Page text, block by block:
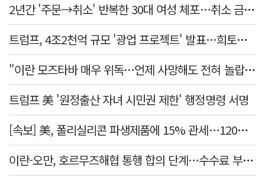
2년간 '주문→취소' 반복한 30대 여성 체포…취소 금액만 400억 원
트럼프, 4조2천억 규모 '광업 프로젝트' 발표…희토류 탈중국 속도
"이란 모즈타바 매우 위독…언제 사망해도 전혀 놀랍지 않아"
트럼프 美 '원정출산 자녀 시민권 제한' 행정명령 서명
[속보] 美, 폴리실리콘 파생제품에 15% 관세…120일 뒤 발효
이란-오만, 호르무즈해협 통행 합의 단계…수수료 부과되나